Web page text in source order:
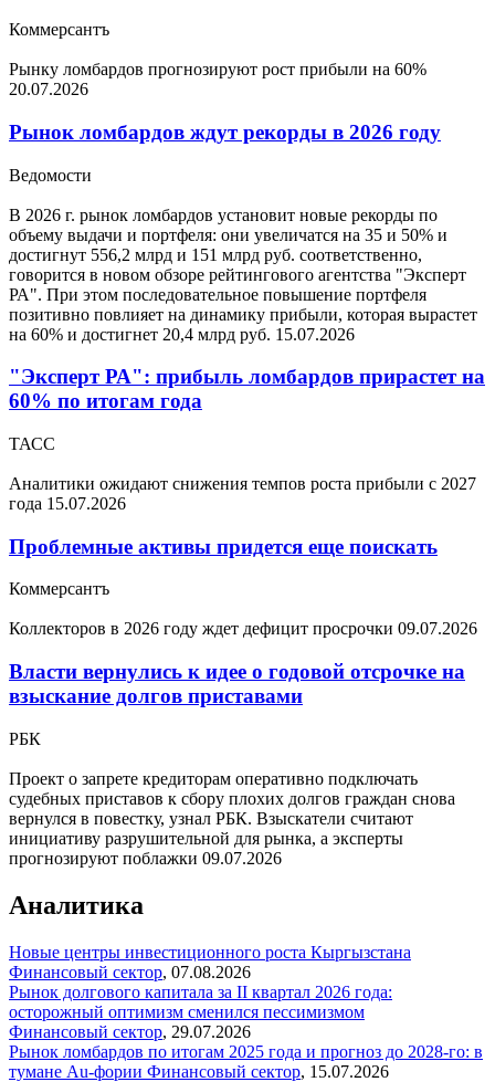
Коммерсантъ
Рынку ломбардов прогнозируют рост прибыли на 60%
20.07.2026
Рынок ломбардов ждут рекорды в 2026 году
Ведомости
В 2026 г. рынок ломбардов установит новые рекорды по
объему выдачи и портфеля: они увеличатся на 35 и 50% и
достигнут 556,2 млрд и 151 млрд руб. соответственно,
говорится в новом обзоре рейтингового агентства "Эксперт
РА". При этом последовательное повышение портфеля
позитивно повлияет на динамику прибыли, которая вырастет
на 60% и достигнет 20,4 млрд руб. 15.07.2026
"Эксперт РА": прибыль ломбардов прирастет на
60% по итогам года
ТАСС
Аналитики ожидают снижения темпов роста прибыли с 2027
года 15.07.2026
Проблемные активы придется еще поискать
Коммерсантъ
Коллекторов в 2026 году ждет дефицит просрочки 09.07.2026
Власти вернулись к идее о годовой отсрочке на
взыскание долгов приставами
РБК
Проект о запрете кредиторам оперативно подключать
судебных приставов к сбору плохих долгов граждан снова
вернулся в повестку, узнал РБК. Взыскатели считают
инициативу разрушительной для рынка, а эксперты
прогнозируют поблажки 09.07.2026
Аналитика
Новые центры инвестиционного роста Кыргызстана
Финансовый сектор, 07.08.2026
Рынок долгового капитала за II квартал 2026 года:
осторожный оптимизм сменился пессимизмом
Финансовый сектор, 29.07.2026
Рынок ломбардов по итогам 2025 года и прогноз до 2028-го: в
тумане Au-фории Финансовый сектор, 15.07.2026